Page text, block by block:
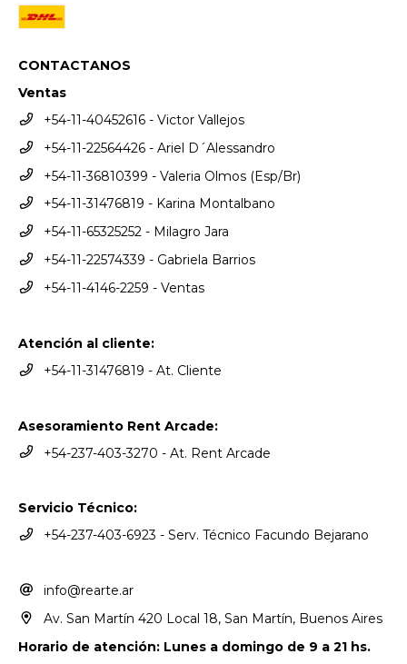
CONTACTANOS
Ventas
+54-11-40452616 - Victor Vallejos
+54-11-22564426 - Ariel D´Alessandro
+54-11-36810399 - Valeria Olmos (Esp/Br)
+54-11-31476819 - Karina Montalbano
+54-11-65325252 - Milagro Jara
+54-11-22574339 - Gabriela Barrios
+54-11-4146-2259 - Ventas
Atención al cliente:
+54-11-31476819 - At. Cliente
Asesoramiento Rent Arcade:
+54-237-403-3270 - At. Rent Arcade
Servicio Técnico:
+54-237-403-6923 - Serv. Técnico Facundo Bejarano
info@rearte.ar
Av. San Martín 420 Local 18, San Martín, Buenos Aires
Horario de atención: Lunes a domingo de 9 a 21 hs.